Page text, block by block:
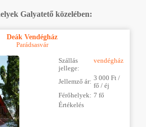
Galyatető közelében:
Deák Vendégház
Parádsasvár
Szállás
jellege:
vendégház
Jellemző ár: 3 000 Ft /
fő / éj
Férőhelyek: 7 fő
Értékelés